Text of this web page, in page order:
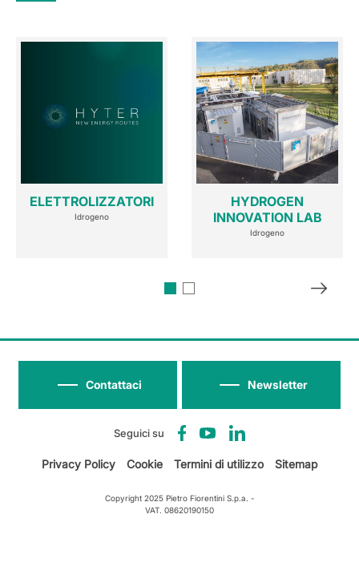
ELETTROLIZZATORI
Idrogeno
HYDROGEN
INNOVATION LAB
Idrogeno
Seguici su
Newsletter
Contattaci
Privacy Policy Cookie Termini di utilizzo Sitemap
Copyright 2025 Pietro Fiorentini S.p.a. -
VAT. 08620190150